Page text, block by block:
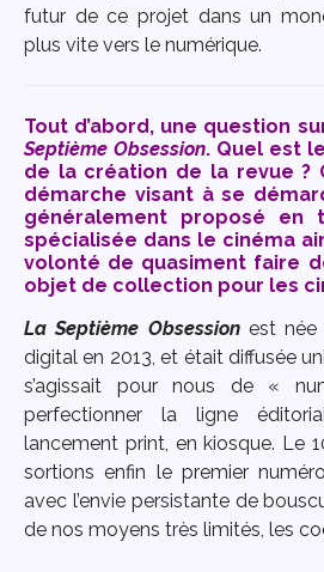
futur de ce projet dans un
plus vite vers le numérique.
Tout d’abord, une question
Septième Obsession. Quel est
de la création de la revue ?
démarche visant à se
généralement proposé en
spécialisée dans le cinéma
volonté de quasiment faire
objet de collection pour les
La Septième Obsessionest née
digital en 2013, et était diffusée
s’agissait pour nous de «
perfectionner la ligne
lancement print, en kiosque. Le
sortions enfin le premier
avec l’envie persistante de
de nos moyens très limités, les